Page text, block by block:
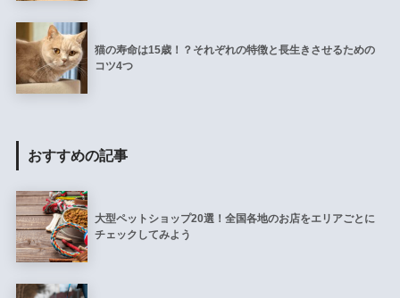
猫の寿命は15歳！？それぞれの特徴と長生きさせるための
コツ4つ
おすすめの記事
大型ペットショップ20選！全国各地のお店をエリアごとに
チェックしてみよう